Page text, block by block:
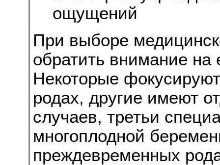
ощущений
При выборе
обратить внимание на
Некоторые
родах, другие имеют
случаев, третьи
многоплодной
преждевременных